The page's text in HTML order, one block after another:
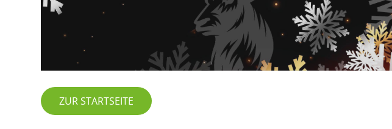
ZUR STARTSEITE